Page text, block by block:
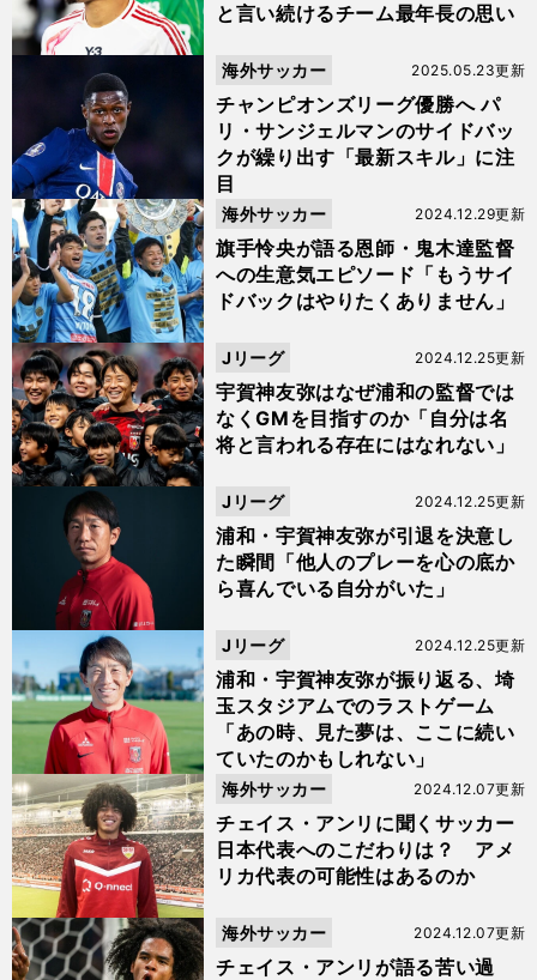
と言い続けるチーム最年長の思い
チャンピオンズリーグ優勝へ パ
リ・サンジェルマンのサイドバッ
クが繰り出す「最新スキル」に注
目
2025.05.23更新
海外サッカー
旗手怜央が語る恩師・鬼木達監督
への生意気エピソード「もうサイ
ドバックはやりたくありません」
2024.12.29更新
海外サッカー
宇賀神友弥はなぜ浦和の監督では
なくGMを目指すのか「自分は名
将と言われる存在にはなれない」
2024.12.25更新
Jリーグ
浦和・宇賀神友弥が引退を決意し
た瞬間「他人のプレーを心の底か
ら喜んでいる自分がいた」
2024.12.25更新
Jリーグ
浦和・宇賀神友弥が振り返る、埼
玉スタジアムでのラストゲーム
「あの時、見た夢は、ここに続い
ていたのかもしれない」
2024.12.25更新
Jリーグ
チェイス・アンリに聞くサッカー
日本代表へのこだわりは？ アメ
リカ代表の可能性はあるのか
2024.12.07更新
海外サッカー
チェイス・アンリが語る苦い過
2024.12.07更新
海外サッカー